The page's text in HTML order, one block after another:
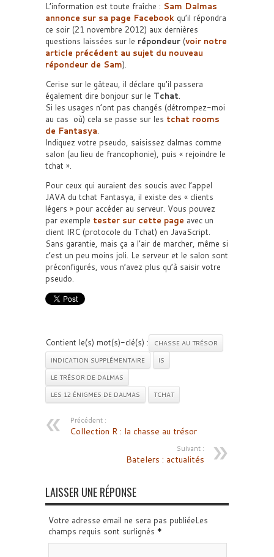
L’information est toute fraîche : Sam Dalmas
annonce sur sa page Facebook qu’il répondra
ce soir (21 novembre 2012) aux dernières
questions laissées sur le répondeur (voir notre
article précédent au sujet du nouveau
répondeur de Sam).
Cerise sur le gâteau, il déclare qu’il passera
également dire bonjour sur le Tchat.
Si les usages n’ont pas changés (détrompez-moi
au cas où) cela se passe sur les tchat rooms
de Fantasya.
Indiquez votre pseudo, saisissez dalmas comme
salon (au lieu de francophonie), puis « rejoindre le
tchat ».
Pour ceux qui auraient des soucis avec l’appel
JAVA du tchat Fantasya, il existe des « clients
légers » pour accéder au serveur. Vous pouvez
par exemple tester sur cette page avec un
client IRC (protocole du Tchat) en JavaScript.
Sans garantie, mais ça a l’air de marcher, même si
c’est un peu moins joli. Le serveur et le salon sont
préconfigurés, vous n’avez plus qu’à saisir votre
pseudo.
Contient le(s) mot(s)-clé(s) :
CHASSE AU TRÉSOR
INDICATION SUPPLÉMENTAIRE
IS
LE TRÉSOR DE DALMAS
LES 12 ÉNIGMES DE DALMAS
TCHAT
Précédent :
Collection R : la chasse au trésor
Suivant :
Batelers : actualités
LAISSER UNE RÉPONSE
Votre adresse email ne sera pas publiéeLes
champs requis sont surlignés *